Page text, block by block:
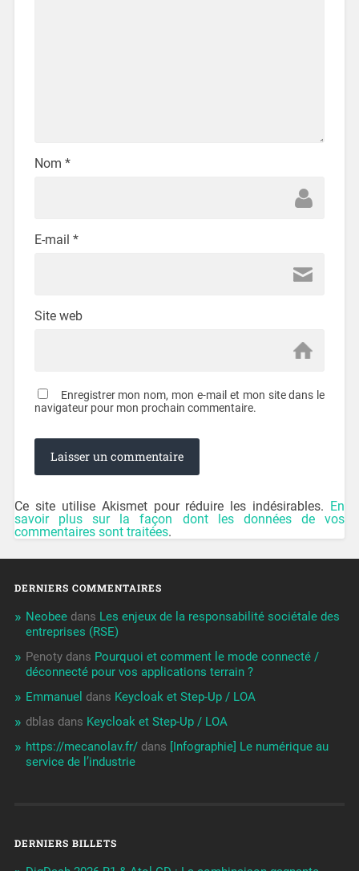
Nom *
E-mail *
Site web
Enregistrer mon nom, mon e-mail et mon site dans le
navigateur pour mon prochain commentaire.
Ce site utilise Akismet pour réduire les indésirables. En
savoir plus sur la façon dont les données de vos
commentaires sont traitées.
DERNIERS COMMENTAIRES
Neobeedans Les enjeux de la responsabilité sociétale des
entreprises (RSE)
Penotydans Pourquoi et comment le mode connecté /
déconnecté pour vos applications terrain ?
Emmanuel dans Keycloak et Step-Up / LOA
dblas dans Keycloak et Step-Up / LOA
https://mecanolav.fr/dans [Infographie] Le numérique au
service de l’industrie
DERNIERS BILLETS